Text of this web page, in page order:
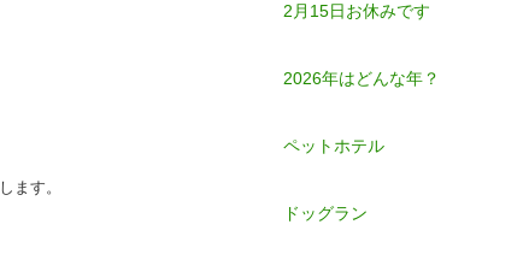
します。
2月15日お休みです
2026年はどんな年？
ペットホテル
ドッグラン